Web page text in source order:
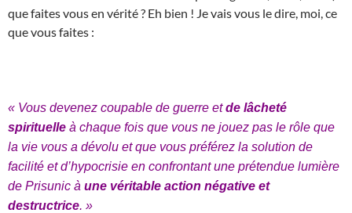
que faites vous en vérité ? Eh bien ! Je vais vous le dire, moi, ce
que vous faites :
« Vous devenez coupable de guerre etde lâcheté
spirituelle à chaque fois que vous ne jouez pas le rôle que
la vie vous a dévolu et que vous préférez la solution de
facilité et d’hypocrisie en confrontant une prétendue lumière
de Prisunic à une véritable action négative et
destructrice. »